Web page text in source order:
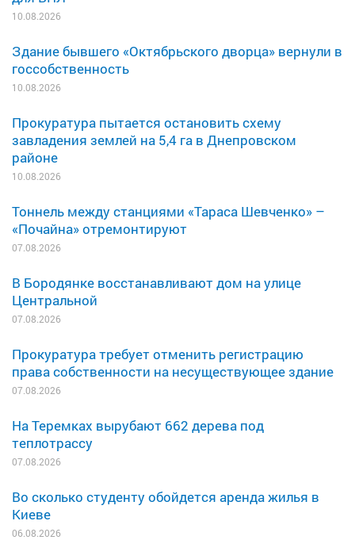
10.08.2026
Здание бывшего «Октябрьского дворца» вернули в
госсобственность
10.08.2026
Прокуратура пытается остановить схему
завладения землей на 5,4 га в Днепровском
районе
10.08.2026
Тоннель между станциями «Тараса Шевченко» –
«Почайна» отремонтируют
07.08.2026
В Бородянке восстанавливают дом на улице
Центральной
07.08.2026
Прокуратура требует отменить регистрацию
права собственности на несуществующее здание
07.08.2026
На Теремках вырубают 662 дерева под
теплотрассу
07.08.2026
Во сколько студенту обойдется аренда жилья в
Киеве
06.08.2026